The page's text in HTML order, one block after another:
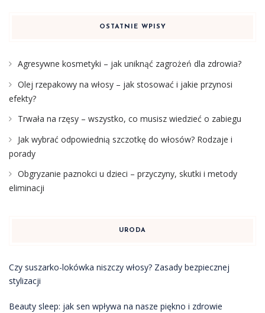
OSTATNIE WPISY
Agresywne kosmetyki – jak uniknąć zagrożeń dla zdrowia?
Olej rzepakowy na włosy – jak stosować i jakie przynosi
efekty?
Trwała na rzęsy – wszystko, co musisz wiedzieć o zabiegu
Jak wybrać odpowiednią szczotkę do włosów? Rodzaje i
porady
Obgryzanie paznokci u dzieci – przyczyny, skutki i metody
eliminacji
URODA
Czy suszarko-lokówka niszczy włosy? Zasady bezpiecznej
stylizacji
Beauty sleep: jak sen wpływa na nasze piękno i zdrowie